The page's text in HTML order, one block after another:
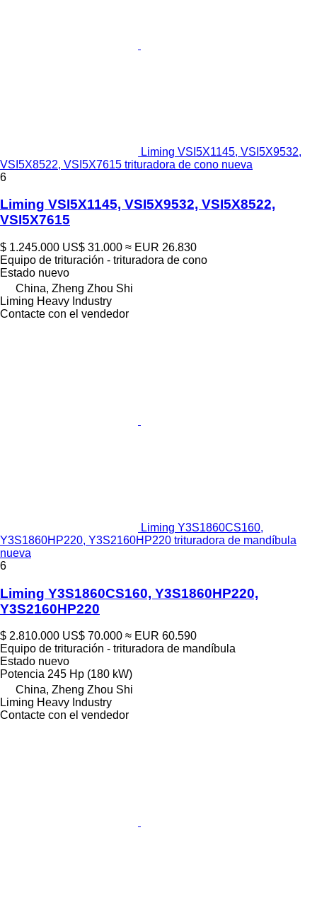
Liming VSI5X1145, VSI5X9532,
VSI5X8522, VSI5X7615 trituradora de cono nueva
6
Liming VSI5X1145, VSI5X9532, VSI5X8522,
VSI5X7615
$ 1.245.000 US$ 31.000 ≈ EUR 26.830
Equipo de trituración - trituradora de cono
Estado nuevo
China, Zheng Zhou Shi
Liming Heavy Industry
Contacte con el vendedor
Liming Y3S1860CS160,
Y3S1860HP220, Y3S2160HP220 trituradora de mandíbula
nueva
6
Liming Y3S1860CS160, Y3S1860HP220,
Y3S2160HP220
$ 2.810.000 US$ 70.000 ≈ EUR 60.590
Equipo de trituración - trituradora de mandíbula
Estado nuevo
Potencia 245 Hp (180 kW)
China, Zheng Zhou Shi
Liming Heavy Industry
Contacte con el vendedor